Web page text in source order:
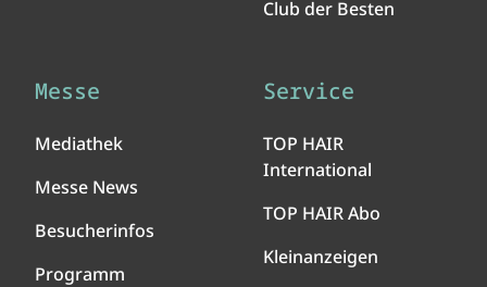
Club der Besten
Messe
Mediathek
Messe News
Besucherinfos
Programm
Service
TOP HAIR
International
TOP HAIR Abo
Kleinanzeigen